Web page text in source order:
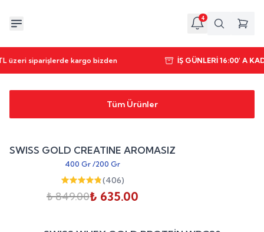
4
üzeri siparişlerde kargo bizden İŞ GÜNLERİ 16:00' A
Tüm Ürünler
indirim
SWISS GOLD CREATINE AROMASIZ
400 Gr /200 Gr
(406)
₺ 849.00₺ 635.00